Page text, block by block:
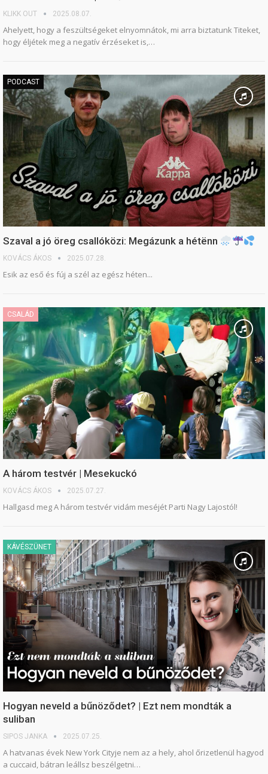
KLIKK OUT 2025.08.07.
Ahelyett, hogy a feszültségeket elnyomnátok, mi arra biztatunk Titeket,
hogy éljétek meg a negatív érzéseket is,…
PODCAST
Szaval a jó öreg csallóközi: Megázunk a hétënn
KOVÁCS ÁKOS 2025.07.28.
Esik az eső és fúj a szél az egész héten...
CSALÁD
A három testvér | Mesekuckó
KOVÁCS ÁKOS 2025.07.27.
Hallgasd meg A három testvér vidám meséjét Parti Nagy Lajostól!
KÁVÉSZÜNET
Hogyan neveld a bűnöződet? | Ezt nem mondták a
suliban
SIPOS JANKA 2025.07.25.
A hatvanas évek New York Cityje nem az a hely, ahol őrizetlenül hagyod
a cuccaid, bátran leállsz beszélgetni…